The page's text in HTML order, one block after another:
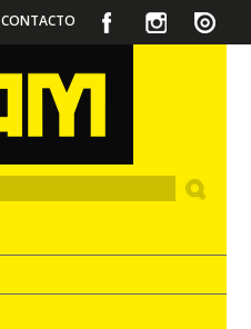
CONTACTO